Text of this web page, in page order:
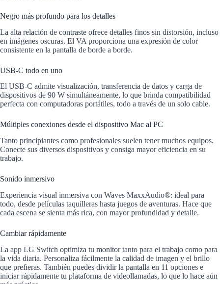
Negro más profundo para los detalles
La alta relación de contraste ofrece detalles finos sin distorsión, incluso
en imágenes oscuras. El VA proporciona una expresión de color
consistente en la pantalla de borde a borde.
USB-C todo en uno
El USB-C admite visualización, transferencia de datos y carga de
dispositivos de 90 W simultáneamente, lo que brinda compatibilidad
perfecta con computadoras portátiles, todo a través de un solo cable.
Múltiples conexiones desde el dispositivo Mac al PC
Tanto principiantes como profesionales suelen tener muchos equipos.
Conecte sus diversos dispositivos y consiga mayor eficiencia en su
trabajo.
Sonido inmersivo
Experiencia visual inmersiva con Waves MaxxAudio®: ideal para
todo, desde películas taquilleras hasta juegos de aventuras. Hace que
cada escena se sienta más rica, con mayor profundidad y detalle.
Cambiar rápidamente
La app LG Switch optimiza tu monitor tanto para el trabajo como para
la vida diaria. Personaliza fácilmente la calidad de imagen y el brillo
que prefieras. También puedes dividir la pantalla en 11 opciones e
iniciar rápidamente tu plataforma de videollamadas, lo que lo hace aún